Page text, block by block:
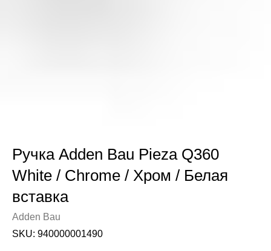
Ручка Adden Bau Pieza Q360
White / Chrome / Хром / Белая
вставка
Adden Bau
SKU: 940000001490